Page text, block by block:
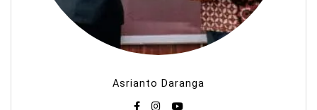
Asrianto Daranga